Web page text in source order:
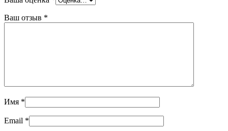
Ваш отзыв *
Имя *
Email *